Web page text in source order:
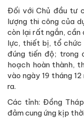
Đối với Chủ đầu tư
lượng thi công của
còn lại rất ngắn, cần
lực, thiết bị, tổ chức
đúng tiến độ; trong
hoạch hoàn thành,
vào ngày 19 tháng
ra.
Các tỉnh: Đồng
đảm cung ứng kịp